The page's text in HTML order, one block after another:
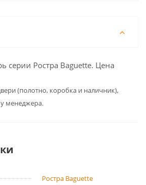
серии Ростра Baguette. Цена
(полотно, коробка и наличник),
менеджера.
Ростра Baguette